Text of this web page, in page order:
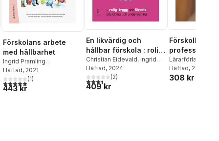
röster:
Förskolans arbete
med hållbarhet
Ingrid Pramling
Samuelsson
Ingrid Engdahl
Larsson,
Häftad, 2021
5,0utav 5 stjärnor. Totalt antal röster:
(1)
443 kr
En likvärdig och
hållbar förskola : rolig,
trygg och lärorik
utbildning och
undervisning
Christian Eidevald, Ingrid
Engdahl ,Charlotte Geijer
Häftad, 2024
3,5utav 5 stjärnor. Totalt antal röster:
(2)
409 kr
Förskollärare
profession i
Lärarförlaget
Häftad, 2023
308 kr